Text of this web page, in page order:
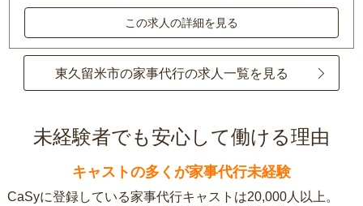
この求人の詳細を見る
東久留米市の家事代行の求人一覧を見る
未経験者でも安心して働ける理由
キャストの多くが家事代行未経験
CaSyに登録している家事代行キャストは20,000人以上。